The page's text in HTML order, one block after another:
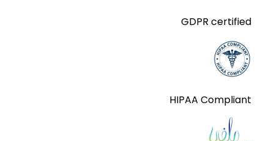
GDPR certified
HIPAA Compliant